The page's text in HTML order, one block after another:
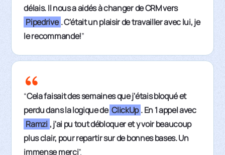
délais. Il nous a aidés à changer de CRM vers
Pipedrive . C'était un plaisir de travailler avec lui, je
le recommande!”
“Cela faisait des semaines que j'étais bloqué et
perdu dans la logique de ClickUp . En 1 appel avec
Ramzi , j'ai pu tout débloquer et y voir beaucoup
plus clair, pour repartir sur de bonnes bases. Un
immense merci”.